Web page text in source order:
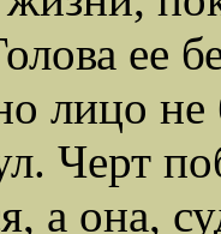
ее
лицо не
Черт
а она,